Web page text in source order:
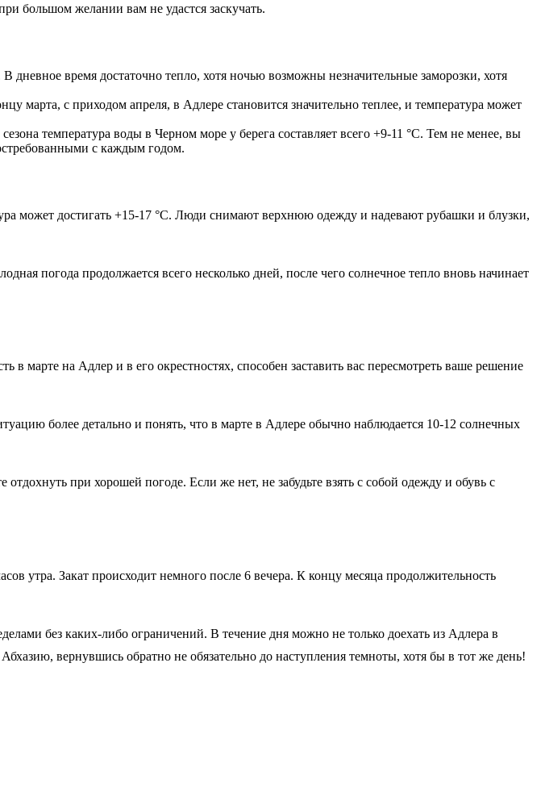
большом желании вам не удастся заскучать.
время достаточно тепло, хотя ночью возможны незначительные заморозки, хотя
марта, с приходом апреля, в Адлере становится значительно теплее, и температура может
температура воды в Черном море у берега составляет всего +9-11 °С. Тем не менее, вы
с каждым годом.
может достигать +15-17 °С. Люди снимают верхнюю одежду и надевают рубашки и блузки,
погода продолжается всего несколько дней, после чего солнечное тепло вновь начинает
марте на Адлер и в его окрестностях, способен заставить вас пересмотреть ваше решение
более детально и понять, что в марте в Адлере обычно наблюдается 10-12 солнечных
при хорошей погоде. Если же нет, не забудьте взять с собой одежду и обувь с
утра. Закат происходит немного после 6 вечера. К концу месяца продолжительность
без каких-либо ограничений. В течение дня можно не только доехать из Адлера в
вернувшись обратно не обязательно до наступления темноты, хотя бы в тот же день!